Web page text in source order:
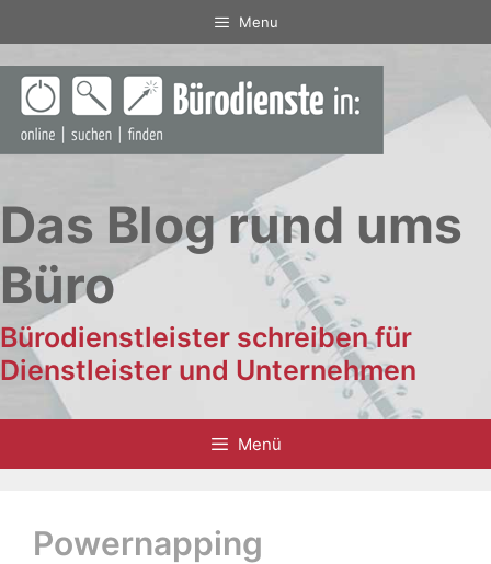
Inhalt
springen
Menu
Das Blog rund ums
Büro
Bürodienstleister schreiben für
Dienstleister und Unternehmen
Menü
Powernapping